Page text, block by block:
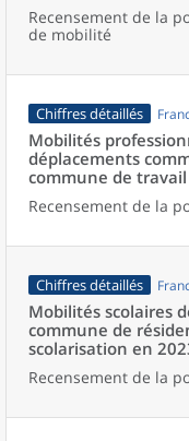
Recensement de la
de mobilité
Chiffres détaillés
Mobilités
déplacements
commune de
Recensement de la
Chiffres détaillés
Mobilités scolaires
commune de
scolarisation en
Recensement de la